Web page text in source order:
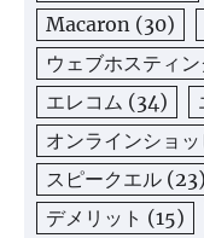
Macaron (30)
ウェブホスティ
エレコム (34)
オンラインショ
スピークエル (23)
デメリット (15)